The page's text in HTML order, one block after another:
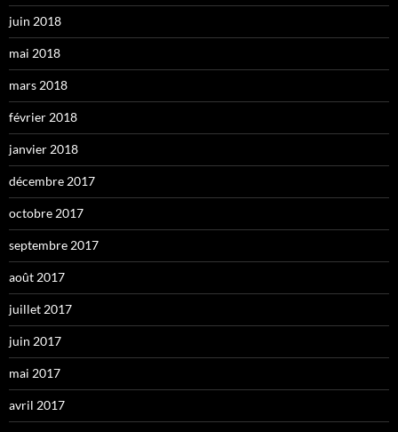
juin 2018
mai 2018
mars 2018
février 2018
janvier 2018
décembre 2017
octobre 2017
septembre 2017
août 2017
juillet 2017
juin 2017
mai 2017
avril 2017